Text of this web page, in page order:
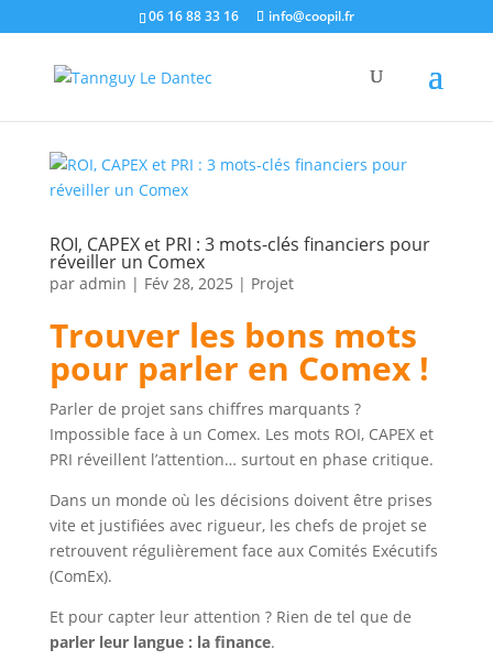
06 16 88 33 16 info@coopil.fr
ROI, CAPEX et PRI : 3 mots-clés financiers pour
réveiller un Comex
par admin | Fév 28, 2025 | Projet
Trouver les bons mots
pour parler en Comex !
Parler de projet sans chiffres marquants ?
Impossible face à un Comex. Les mots ROI, CAPEX et
PRI réveillent l’attention… surtout en phase critique.
Dans un monde où les décisions doivent être prises
vite et justifiées avec rigueur, les chefs de projet se
retrouvent régulièrement face aux Comités Exécutifs
(ComEx).
Et pour capter leur attention ? Rien de tel que de
parler leur langue : la finance.